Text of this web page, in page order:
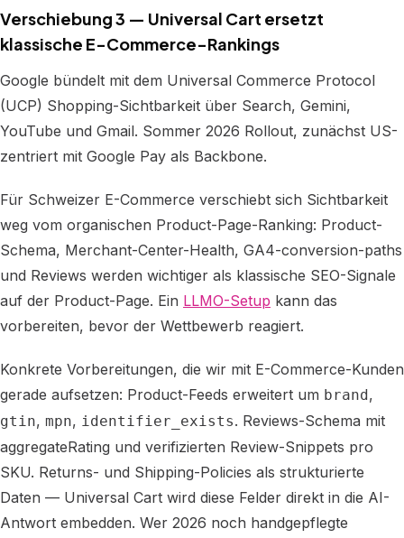
Verschiebung 3 — Universal Cart ersetzt
klassische E-Commerce-Rankings
Google bündelt mit dem Universal Commerce Protocol
(UCP) Shopping-Sichtbarkeit über Search, Gemini,
YouTube und Gmail. Sommer 2026 Rollout, zunächst US-
zentriert mit Google Pay als Backbone.
Für Schweizer E-Commerce verschiebt sich Sichtbarkeit
weg vom organischen Product-Page-Ranking: Product-
Schema, Merchant-Center-Health, GA4-conversion-paths
und Reviews werden wichtiger als klassische SEO-Signale
auf der Product-Page. Ein LLMO-Setup kann das
vorbereiten, bevor der Wettbewerb reagiert.
Konkrete Vorbereitungen, die wir mit E-Commerce-Kunden
gerade aufsetzen: Product-Feeds erweitert um brand,
gtin, mpn, identifier_exists. Reviews-Schema mit
aggregateRating und verifizierten Review-Snippets pro
SKU. Returns- und Shipping-Policies als strukturierte
Daten — Universal Cart wird diese Felder direkt in die AI-
Antwort embedden. Wer 2026 noch handgepflegte